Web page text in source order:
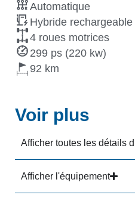
Automatique
Hybride
4 roues motrices
299 ps (220 kw)
92
Voir plus
Afficher toutes les détails
Afficher l'équipement